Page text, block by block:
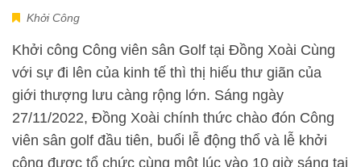
Khởi Công
Khởi công Công viên sân Golf tại Đồng Xoài Cùng
với sự đi lên của kinh tế thì thị hiếu thư giãn của
giới thượng lưu càng rộng lớn. Sáng ngày
27/11/2022, Đồng Xoài chính thức chào đón Công
viên sân golf đầu tiên, buổi lễ động thổ và lễ khởi
công được tổ chức cùng một lúc vào 10 giờ sáng tại